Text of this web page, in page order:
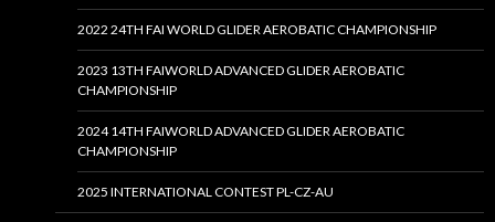
2022 24TH FAI WORLD GLIDER AEROBATIC CHAMPIONSHIP
2023 13TH FAIWORLD ADVANCED GLIDER AEROBATIC
CHAMPIONSHIP
2024 14TH FAIWORLD ADVANCED GLIDER AEROBATIC
CHAMPIONSHIP
2025 INTERNATIONAL CONTEST PL-CZ-AU